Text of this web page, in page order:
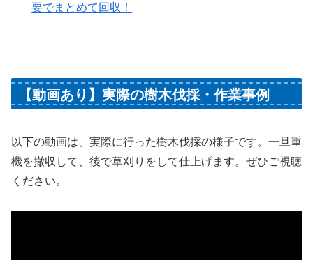
要でまとめて回収！
【動画あり】実際の樹木伐採・作業事例
以下の動画は、実際に行った樹木伐採の様子です。一旦重
機を撤収して、後で草刈りをして仕上げます。ぜひご視聴
ください。